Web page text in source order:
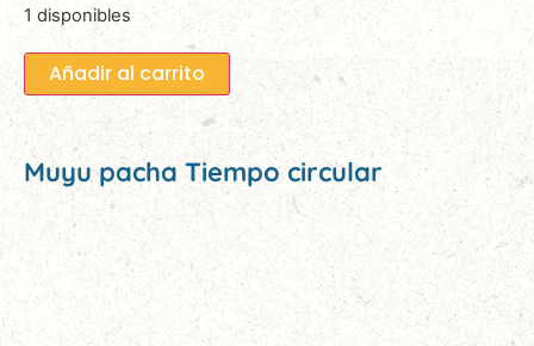
1 disponibles
Añadir al carrito
Muyu pacha Tiempo circular